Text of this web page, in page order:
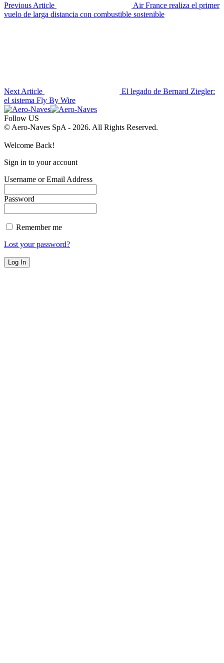
Previous Article
Air France realiza el primer
vuelo de larga distancia con combustible sostenible
Next Article
El legado de Bernard Ziegler:
el sistema Fly By Wire
Follow US
© Aero-Naves SpA - 2026. All Rights Reserved.
Welcome Back!
Sign in to your account
Username or Email Address
Password
Remember me
Lost your password?